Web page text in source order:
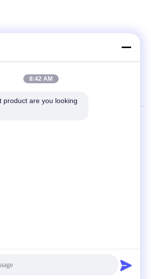
από ανοξείδωτο χάλυβα στη Νότια Κίνα.
Guangdong, Κίνα
Κίνα
8:42 AM
product are you looking